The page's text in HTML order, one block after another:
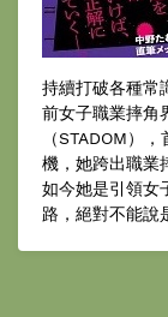
持續打破各種常
前女子職業摔
（STADOM）
機，她跨出職業
如今她是引領女
路，絕對不能說